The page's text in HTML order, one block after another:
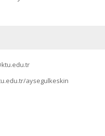
aysegulkeskin